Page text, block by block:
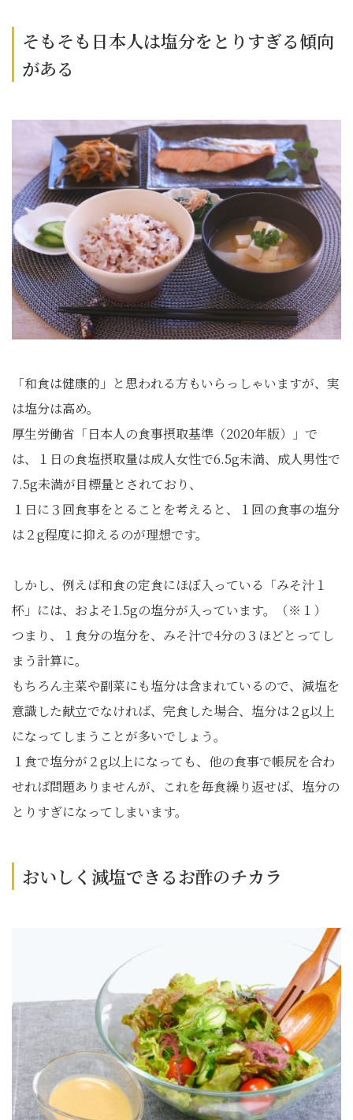
そもそも日本人は塩分をとりすぎる傾向
がある
「和食は健康的」と思われる方もいらっしゃいますが、実
は塩分は高め。
厚生労働省「日本人の食事摂取基準（2020年版）」で
は、１日の食塩摂取量は成人女性で6.5g未満、成人男性で
7.5g未満が目標量とされており、
１日に３回食事をとることを考えると、１回の食事の塩分
は２g程度に抑えるのが理想です。
しかし、例えば和食の定食にほぼ入っている「みそ汁１
杯」には、およそ1.5gの塩分が入っています。（※１）
つまり、１食分の塩分を、みそ汁で4分の３ほどとってし
まう計算に。
もちろん主菜や副菜にも塩分は含まれているので、減塩を
意識した献立でなければ、完食した場合、塩分は２g以上
になってしまうことが多いでしょう。
１食で塩分が２g以上になっても、他の食事で帳尻を合わ
せれば問題ありませんが、これを毎食繰り返せば、塩分の
とりすぎになってしまいます。
おいしく減塩できるお酢のチカラ